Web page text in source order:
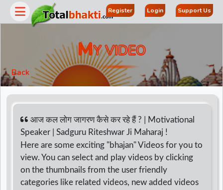
Register Login Support Us
MY VIDEO
Back
आज कल लोग जागरण कैसे कर रहे हैं ? | Motivational
Speaker | Sadguru Riteshwar Ji Maharaj !
Here are some exciting "bhajan" Videos for you to
view. You can select and play videos by clicking
on the thumbnails from the user friendly
categories like related videos, new added videos